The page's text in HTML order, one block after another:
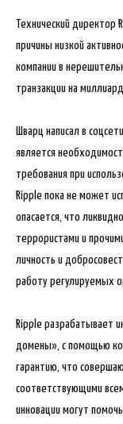
Технический директор
причины низкой
компании в
транзакции на
Шварц написал в
является
требования при
Ripple пока не может
опасается, что
террористами и
личность и
работу регулируемых
Ripple разрабатывает
домены», с помощью
гарантию, что
соответствующими
инновации могут